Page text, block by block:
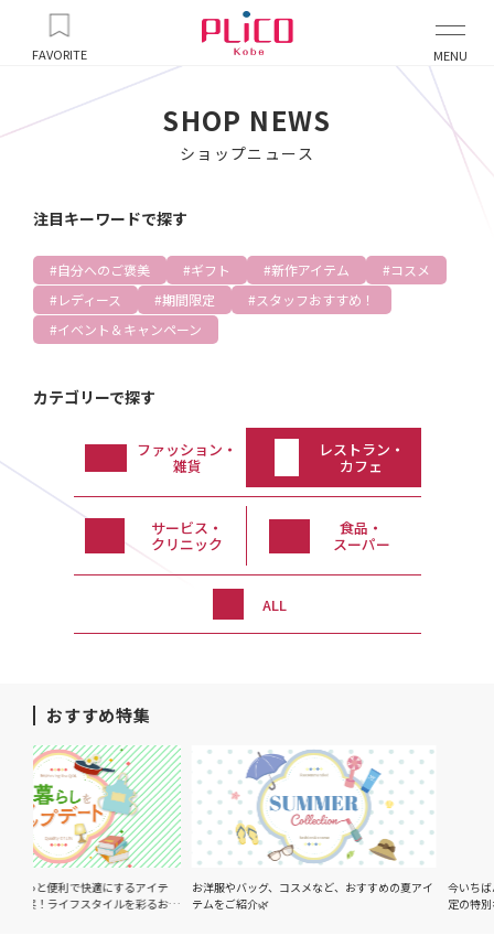
FAVORITE MENU
SHOP NEWS
ショップニュース
注目キーワードで探す
自分へのご褒美 ギフト 新作アイテム
コスメ
レディース
期間限定
スタッフおすすめ！
イベント＆キャンペーン
カテゴリーで探す
ファッション・
雑貨
レストラン・
カフェ
サービス・
クリニック
食品・
スーパー
ALL
おすすめ特集
適にするアイテ
タイルを彩るおす
お洋服やバッグ、コスメなど、おすすめの夏アイ
テムをご紹介🌿
今いちばん美味しい、旬
定の特別な美味しさを